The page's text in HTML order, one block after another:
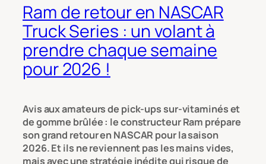
Ram de retour en NASCAR
Truck Series : un volant à
prendre chaque semaine
pour 2026 !
Avis aux amateurs de pick-ups sur-vitaminés et
de gomme brûlée : le constructeur Ram prépare
son grand retour en NASCAR pour la saison
2026. Et ils ne reviennent pas les mains vides,
mais avec une stratégie inédite qui risque de